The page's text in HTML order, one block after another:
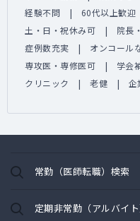
経験不問
60代以上歓迎
土・日・祝休み可
院長
症例数充実
オンコール
専攻医・専修医可
学会
クリニック
老健 企
常勤（医師転職）検索
定期非常勤（アルバイ